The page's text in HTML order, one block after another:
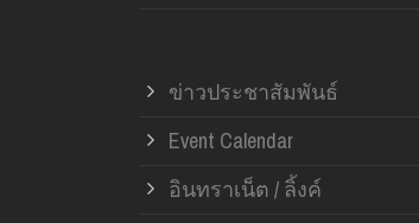
ข่าวประชาสัมพันธ์
Event Calendar
อินทราเน็ต / ลิ้งค์